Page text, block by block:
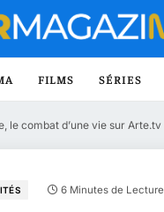
FILMS SÉRIES
le combat d’une vie sur Arte.tv
6 Minutes de Lecture